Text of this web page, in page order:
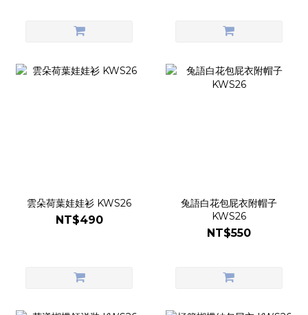
雲朵荷葉娃娃衫 KWS26
NT$490
兔語白花包屁衣附帽子
KWS26
NT$550